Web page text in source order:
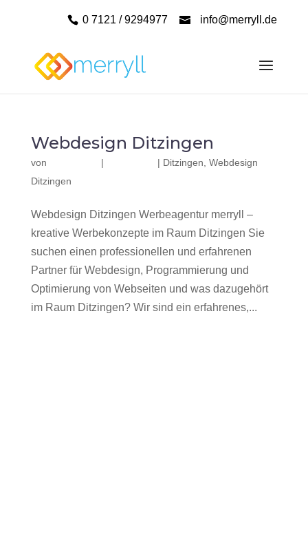
0 7121 / 9294977 info@merryll.de
Webdesign Ditzingen
von | | Ditzingen Webdesign
Ditzingen
Webdesign Ditzingen Werbeagentur merryll –
kreative Werbekonzepte im Raum Ditzingen Sie
suchen einen professionellen und erfahrenen
Partner für Webdesign, Programmierung und
Optimierung von Webseiten und was dazugehört
im Raum Ditzingen? Wir sind ein erfahrenes,...